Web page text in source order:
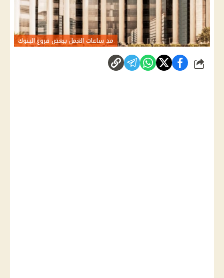
مد ساعات العمل ببعض فروع البنوك
شارك